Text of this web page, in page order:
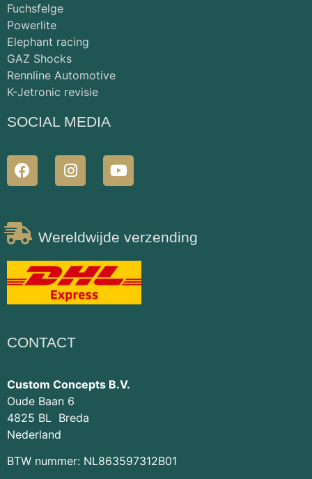
Fuchsfelge
Powerlite
Elephant racing
GAZ Shocks
Rennline Automotive
K-Jetronic revisie
SOCIAL MEDIA
Wereldwijde verzending
CONTACT
Custom Concepts B.V.
Oude Baan 6
4825 BL Breda
Nederland
BTW nummer: NL863597312B01